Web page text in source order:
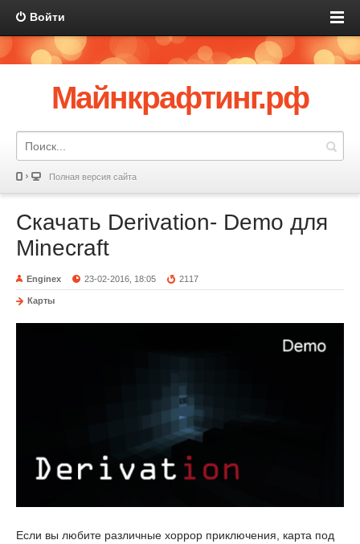
Войти
Майнкрафтинг.рф
Полная версия сайта
Скачать Derivation- Demo для
Minecraft
Enginex 23-02-2016, 18:05 2117
Карты
Если вы любите различные хоррор приключения, карта под